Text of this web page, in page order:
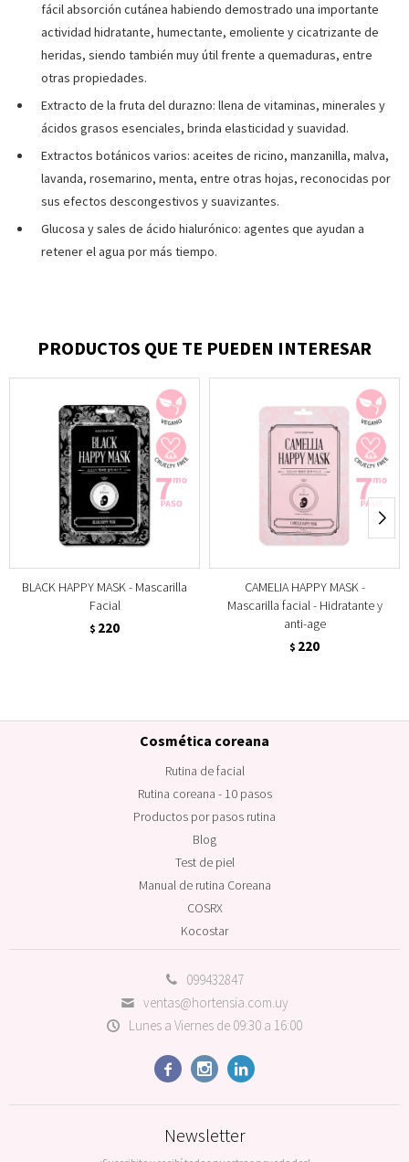
fácil absorción cutánea habiendo demostrado una importante
actividad hidratante, humectante, emoliente y cicatrizante de
heridas, siendo también muy útil frente a quemaduras, entre
otras propiedades.
Extracto de la fruta del durazno: llena de vitaminas, minerales y
ácidos grasos esenciales, brinda elasticidad y suavidad.
Extractos botánicos varios: aceites de ricino, manzanilla, malva,
lavanda, rosemarino, menta, entre otras hojas, reconocidas por
sus efectos descongestivos y suavizantes.
Glucosa y sales de ácido hialurónico: agentes que ayudan a
retener el agua por más tiempo.
PRODUCTOS QUE TE PUEDEN INTERESAR
BLACK HAPPY MASK - Mascarilla
Facial
$ 220
CAMELIA HAPPY MASK -
Mascarilla facial - Hidratante y
anti-age
$ 220
099432847
ventas@hortensia.com.uy
Lunes a Viernes de 09:30 a 16:00
  
Cosmética coreana
Rutina de facial
Rutina coreana - 10 pasos
Productos por pasos rutina
Blog
Test de piel
Manual de rutina Coreana
COSRX
Kocostar
Newsletter